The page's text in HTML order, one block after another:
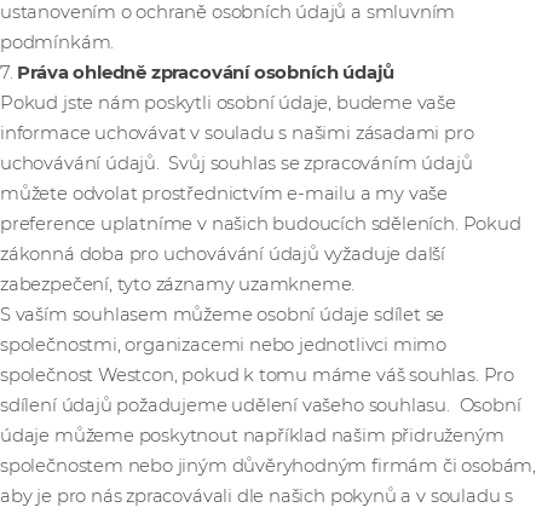
ustanovením o ochraně osobních údajů a smluvním
podmínkám.
7. Práva ohledně zpracování osobních údajů
Pokud jste nám poskytli osobní údaje, budeme vaše
informace uchovávat v souladu s našimi zásadami pro
uchovávání údajů. Svůj souhlas se zpracováním údajů
můžete odvolat prostřednictvím e-mailu a my vaše
preference uplatníme v našich budoucích sděleních. Pokud
zákonná doba pro uchovávání údajů vyžaduje další
zabezpečení, tyto záznamy uzamkneme.
S vaším souhlasem můžeme osobní údaje sdílet se
společnostmi, organizacemi nebo jednotlivci mimo
společnost Westcon, pokud k tomu máme váš souhlas. Pro
sdílení údajů požadujeme udělení vašeho souhlasu. Osobní
údaje můžeme poskytnout například našim přidruženým
společnostem nebo jiným důvěryhodným firmám či osobám,
aby je pro nás zpracovávali dle našich pokynů a v souladu s